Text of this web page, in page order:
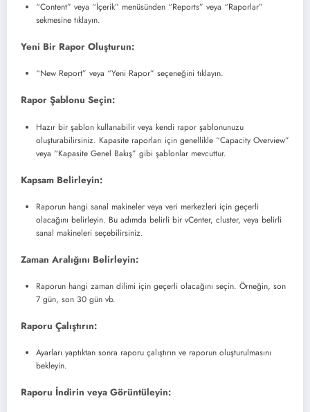
“Content” veya “İçerik” menüsünden “Reports” veya “Raporlar”
sekmesine tıklayın.
Yeni Bir Rapor Oluşturun:
“New Report” veya “Yeni Rapor” seçeneğini tıklayın.
Rapor Şablonu Seçin:
Hazır bir şablon kullanabilir veya kendi rapor şablonunuzu
oluşturabilirsiniz. Kapasite raporları için genellikle “Capacity Overview”
veya “Kapasite Genel Bakış” gibi şablonlar mevcuttur.
Kapsam Belirleyin:
Raporun hangi sanal makineler veya veri merkezleri için geçerli
olacağını belirleyin. Bu adımda belirli bir vCenter, cluster, veya belirli
sanal makineleri seçebilirsiniz.
Zaman Aralığını Belirleyin:
Raporun hangi zaman dilimi için geçerli olacağını seçin. Örneğin, son
7 gün, son 30 gün vb.
Raporu Çalıştırın:
Ayarları yaptıktan sonra raporu çalıştırın ve raporun oluşturulmasını
bekleyin.
Raporu İndirin veya Görüntüleyin: